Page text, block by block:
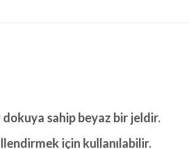
sahip beyaz bir jeldir.
için kullanılabilir.